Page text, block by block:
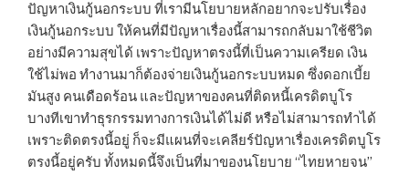
ปัญหาเงินกู้นอกระบบ ที่เรามีนโยบายหลักอยากจะปรับเรื่อง
เงินกู้นอกระบบ ให้คนที่มีปัญหาเรื่องนี้สามารถกลับมาใช้ชีวิต
อย่างมีความสุขได้ เพราะปัญหาตรงนี้ที่เป็นความเครียด เงิน
ใช้ไม่พอ ทำงานมาก็ต้องจ่ายเงินกู้นอกระบบหมด ซึ่งดอกเบี้ย
มันสูง คนเดือดร้อน และปัญหาของคนที่ติดหนี้เครดิตบูโร
บางทีเขาทำธุรกรรมทางการเงินได้ไม่ดี หรือไม่สามารถทำได้
เพราะติดตรงนี้อยู่ ก็จะมีแผนที่จะเคลียร์ปัญหาเรื่องเครดิตบูโร
ตรงนี้อยู่ครับ ทั้งหมดนี้จึงเป็นที่มาของนโยบาย “ไทยหายจน”